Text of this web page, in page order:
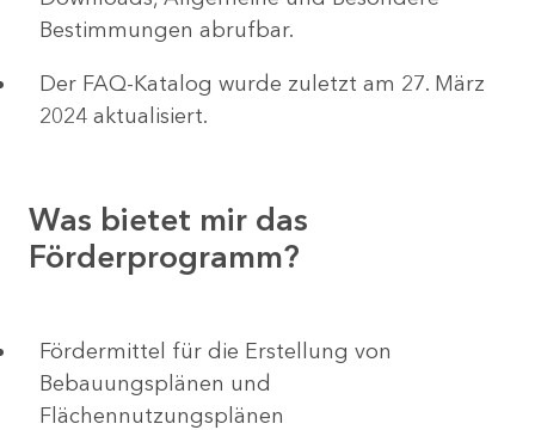
Bestimmungen abrufbar.
Der FAQ-Katalog wurde zuletzt am 27. März
2024 aktualisiert.
Was bietet mir das
Förderprogramm?
Fördermittel für die Erstellung von
Bebauungsplänen und
Flächennutzungsplänen